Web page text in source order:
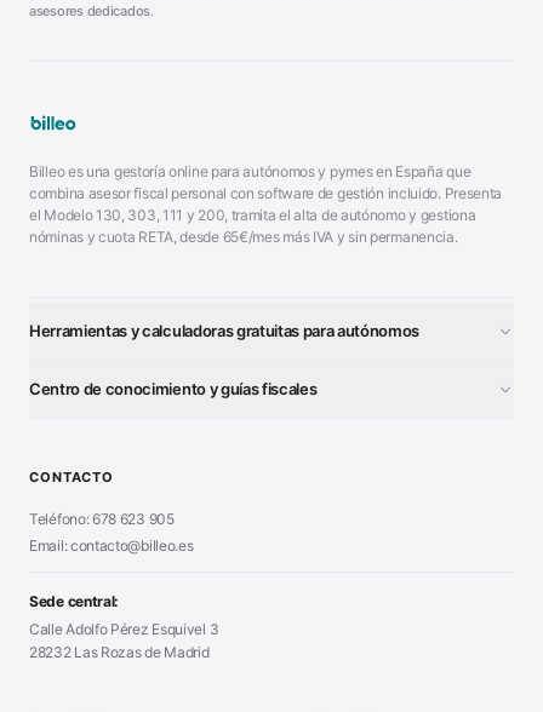
asesores dedicados.
Billeo es una gestoría online para autónomos y pymes en España que
combina asesor fiscal personal con software de gestión incluido. Presenta
el Modelo 130, 303, 111 y 200, tramita el alta de autónomo y gestiona
nóminas y cuota RETA, desde 65€/mes más IVA y sin permanencia.
Herramientas y calculadoras gratuitas para autónomos
Generador Nóminas
■ Generador Presupuestos
Generador Facturas
■Modelo Nómina PDF
■Calculadora Vacaciones
Centro de conocimiento y guías fiscales
■Alta Autónomo Paso a Paso
Declaración Renta 2026
■Certificado Digital
■Sanciones Hacienda
CONTACTO
Teléfono: 678 623 905
Email: contacto@billeo.es
Sede central:
Calle Adolfo Pérez Esquivel 3
28232 Las Rozas de Madrid